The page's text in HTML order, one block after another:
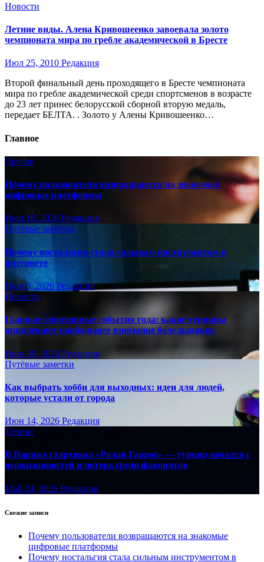
Новости
Летние виды. Алена Кривошеенко завоевала золото
чемпионата мира по гребле академической в Бресте
Июл 25, 2010 Редакция
Второй финальный день проходящего в Бресте чемпионата
мира по гребле академической среди спортсменов в возрасте
до 23 лет принес белорусской сборной вторую медаль,
передает БЕЛТА. . Золото у Алены Кривошеенко…
Главное
Другое
Почему пользователи возвращаются на знакомые
цифровые платформы
Июл 18, 2026 Редакция
Путёвые заметки
Почему ностальгия стала сильным инструментом в
интернете
Июл 9, 2026 Редакция
Новости
Главные спортивные события года: какие турниры
привлекают наибольшее внимание болельщиков
Июн 30, 2026 Редакция
Путёвые заметки
Как выбрать хобби для выходных: идеи для людей,
которые устали от города
Июн 14, 2026 Редакция
Теннис
В Париже стартовал «Ролан Гаррос» — турнир начался с
неожиданностей и потерь среди фаворитов
Май 24, 2026 Редакция
Свежие записи
Почему пользователи возвращаются на знакомые
цифровые платформы
Почему ностальгия стала сильным инструментом в